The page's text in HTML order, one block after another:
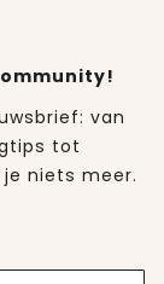
van
tot
niets meer.